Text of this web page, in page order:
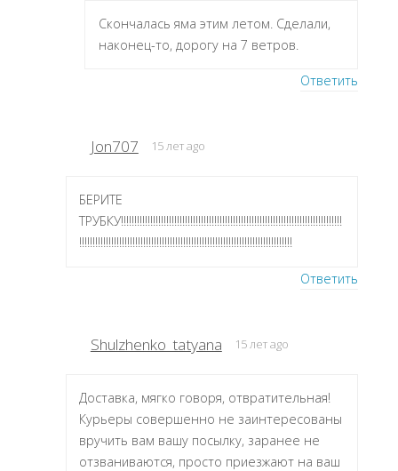
Скончалась яма этим летом. Сделали,
наконец-то, дорогу на 7 ветров.
Ответить
Jon707 15 лет ago
БЕРИТЕ
ТРУБКУ!!!!!!!!!!!!!!!!!!!!!!!!!!!!!!!!!!!!!!!!!!!!!!!!!!!!!!!!!!!!!!!!!!!!!!!!!!!!!!!!!!!
!!!!!!!!!!!!!!!!!!!!!!!!!!!!!!!!!!!!!!!!!!!!!!!!!!!!!!!!!!!!!!!!!!!!!!!!!!!!!!!!
Ответить
Shulzhenko_tatyana 15 лет ago
Доставка, мягко говоря, отвратительная!
Курьеры совершенно не заинтересованы
вручить вам вашу посылку, заранее не
отзваниваются, просто приезжают на ваш